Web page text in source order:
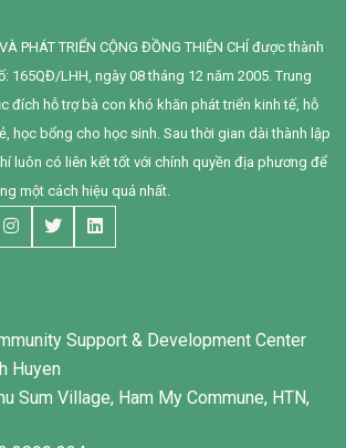
PHÁT TRIỂN CỘNG ĐỒNG THIỆN CHÍ được thành
165QĐ/LHH, ngày 08 tháng 12 năm 2005. Trung
đích hỗ trợ bà con khó khăn phát triển kinh tế, hỗ
học bổng cho học sinh. Sau thời gian dài thành lập
luôn có liên kết tốt với chính quyền địa phương để
một cách hiệu quả nhất.
Support & Development Center
Huyen
Sum Village, Ham My Commune, HTN,